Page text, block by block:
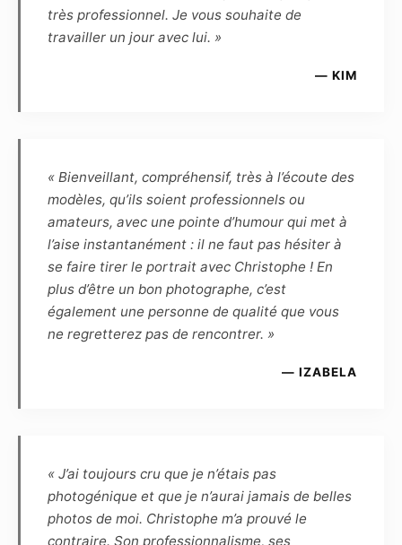
et renonce en conséquence à toute demande
ultérieure de rémunération complémentaire.
conséquence le Modèle ne peut revendiquer
aucune propriété ou droit d’auteur. Le
Photographe reconnaît que, de par la loi, le
Modèle demeure le propriétaire inaliénable de
son image. Le Photographe et le Modèle se
cèdent réciproquement les droits d’utilisation
des photographies réalisées lors de la séance
pour une durée de 10 ans à reconduction tacite,
et dès lors sont autorisés à fixer, reproduire et
sur tout support (notamment numérique,
papier, magnétique, textile, plastique,
céramique, etc.) et intégrées à tout autre
très professionnel. Je vous souhaite de
travailler un jour avec lui. »
— KIM
« Bienveillant, compréhensif, très à l’écoute des
modèles, qu’ils soient professionnels ou
amateurs, avec une pointe d’humour qui met à
l’aise instantanément : il ne faut pas hésiter à
se faire tirer le portrait avec Christophe ! En
plus d’être un bon photographe, c’est
également une personne de qualité que vous
ne regretterez pas de rencontrer. »
— IZABELA
« J’ai toujours cru que je n’étais pas
photogénique et que je n’aurai jamais de belles
photos de moi. Christophe m’a prouvé le
contraire. Son professionnalisme, ses